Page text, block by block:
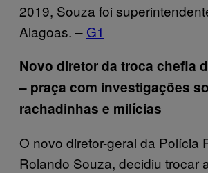
2019, Souza foi
Alagoas. – G1
Novo diretor da troca chefia
– praça com investigações
rachadinhas e milícias
O novo diretor-geral da Polícia
Rolando Souza, decidiu trocar